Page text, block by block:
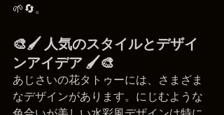
🌱🔄。
🎨🖌️ 人気のスタイルとデザイ
ンアイデア 🖌️🎨
あじさいの花タトゥーには、さまざま
なデザインがあります。にじむような